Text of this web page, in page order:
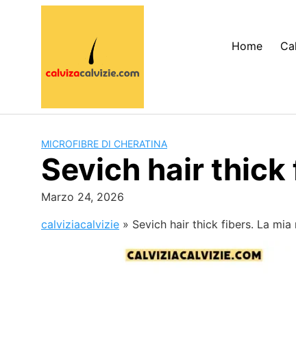
Home
MICROFIBRE DI CHERATINA
Sevich hair thick
Marzo 24, 2026
calviziacalvizie » Sevich hair thick fibers. La mia